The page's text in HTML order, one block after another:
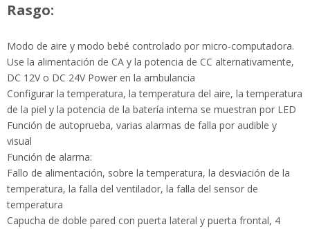
Rasgo:
Modo de aire y modo bebé controlado por micro-computadora.
Use la alimentación de CA y la potencia de CC alternativamente,
DC 12V o DC 24V Power en la ambulancia
Configurar la temperatura, la temperatura del aire, la temperatura
de la piel y la potencia de la batería interna se muestran por LED
Función de autoprueba, varias alarmas de falla por audible y
visual
Función de alarma:
Fallo de alimentación, sobre la temperatura, la desviación de la
temperatura, la falla del ventilador, la falla del sensor de
temperatura
Capucha de doble pared con puerta lateral y puerta frontal, 4